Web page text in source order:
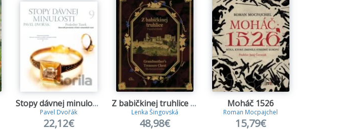
Stopy dávnej minulosti 9 - Posledný Turek
Pavel Dvořák
22,12€
Z babičkinej truhlice - Tajuplné hrady
Lenka Šingovská
48,98€
Moháč 1526
Roman Mocpajchel
15,79€